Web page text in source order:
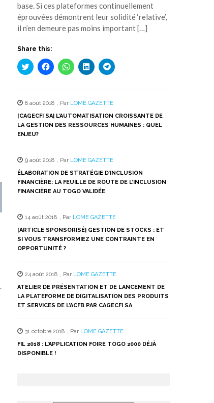
base. Si ces plateformes continuellement
éprouvées démontrent leur solidité ‘relative’,
il n’en demeure pas moins important […]
Share this:
Cliquez
pour
une
nouvelle
fenêtre)
Cliquez
pour
une
nouvelle
fenêtre)
Cliquez
pour
une
nouvelle
fenêtre)
Cliquez
pour
une
nouvelle
fenêtre)
Cliquez
pour
une
nouvelle
fenêtre)
8 août 2018 , Par LOME GAZETTE
[CAGECFI SA] L’AUTOMATISATION CROISSANTE DE
LA GESTION DES RESSOURCES HUMAINES : QUEL
ENJEU?
9 août 2018 , Par LOME GAZETTE
ÉLABORATION DE STRATÉGIE D’INCLUSION
FINANCIÈRE: LA FEUILLE DE ROUTE DE L’INCLUSION
FINANCIÈRE AU TOGO VALIDÉE
14 août 2018 , Par LOME GAZETTE
[ARTICLE SPONSORISÉ] GESTION DE STOCKS : ET
SI VOUS TRANSFORMIEZ UNE CONTRAINTE EN
OPPORTUNITÉ ?
24 août 2018 , Par LOME GAZETTE
ATELIER DE PRÉSENTATION ET DE LANCEMENT DE
LA PLATEFORME DE DIGITALISATION DES PRODUITS
ET SERVICES DE L’ACFB PAR CAGECFI SA
31 octobre 2018 , Par LOME GAZETTE
FIL 2018 : L’APPLICATION FOIRE TOGO 2000 DÉJÀ
DISPONIBLE !